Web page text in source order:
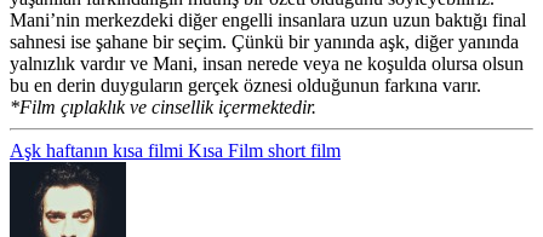
Mani’nin merkezdeki diğer engelli insanlara uzun uzun baktığı final
sahnesi ise şahane bir seçim. Çünkü bir yanında aşk, diğer yanında
yalnızlık vardır ve Mani, insan nerede veya ne koşulda olursa olsun
bu en derin duyguların gerçek öznesi olduğunun farkına varır.
*Film çıplaklık ve cinsellik içermektedir.
Aşk haftanın kısa filmi Kısa Film short film